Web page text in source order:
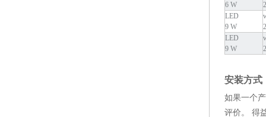
6 W
LED
9 W
LED
9 W
安装方式
如果一个
评价。 得